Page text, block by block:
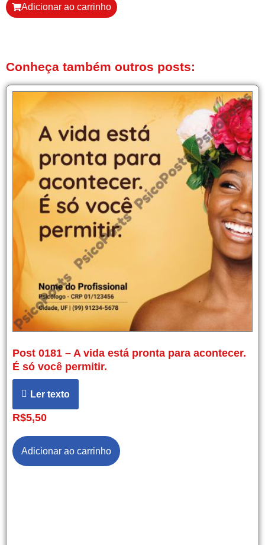
Adicionar ao carrinho
Conheça também outros posts:
Post 0181 – A vida está pronta para acontecer.
É só você permitir.
Ler texto
R$5,50
Adicionar ao carrinho